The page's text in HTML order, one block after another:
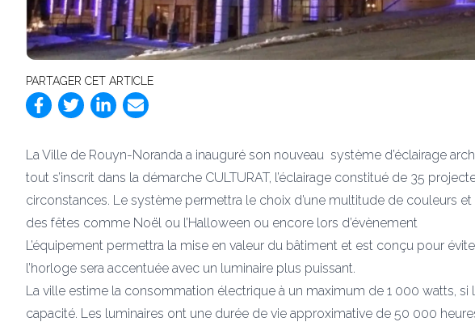
PARTAGER CET ARTICLE
La Ville de Rouyn-Noranda a inauguré son nouveau système d’éclairage
tout s’inscrit dans la démarche CULTURAT, l’éclairage constitué de 35
circonstances. Le système permettra le choix d’une multitude de couleurs et
des fêtes comme Noël ou l’Halloween ou encore lors d’évènement
L’équipement permettra la mise en valeur du bâtiment et est conçu pour
l’horloge sera accentuée avec un luminaire plus puissant.
La ville estime la consommation électrique à un maximum de 1 000 watts, si
capacité. Les luminaires ont une durée de vie approximative de 50 000